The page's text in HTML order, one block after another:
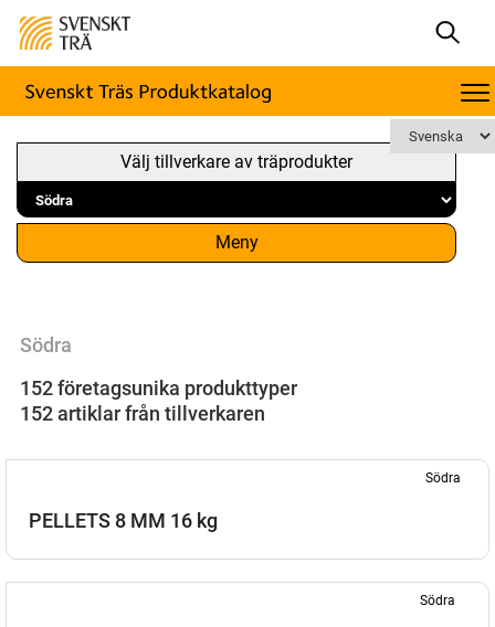
Välj tillverkare av träprodukter
Meny
Södra
152 företagsunika produkttyper
152 artiklar från tillverkaren
Södra
PELLETS 8 MM 16 kg
Södra